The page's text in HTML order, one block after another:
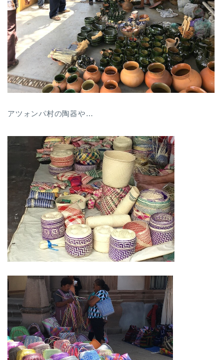
アツォンパ村の陶器や…